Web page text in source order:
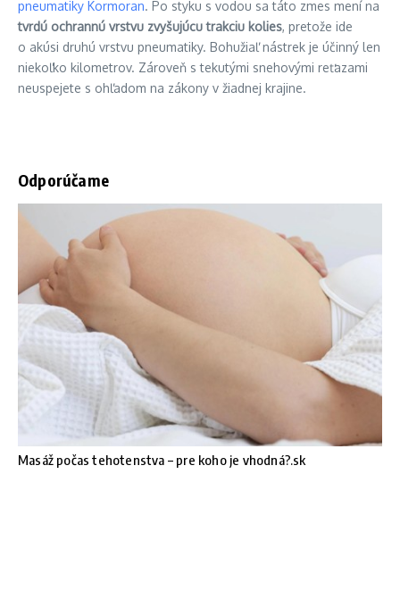
pneumatiky Kormoran. Po styku s vodou sa táto zmes mení na
tvrdú ochrannú vrstvu zvyšujúcu trakciu kolies, pretože ide
o akúsi druhú vrstvu pneumatiky. Bohužiaľ nástrek je účinný len
niekoľko kilometrov. Zároveň s tekutými snehovými reťazami
neuspejete s ohľadom na zákony v žiadnej krajine.
Odporúčame
Masáž počas tehotenstva – pre koho je vhodná?.sk